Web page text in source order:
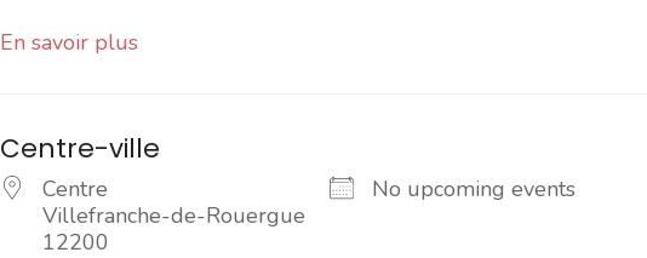
En savoir plus
Centre-ville
Centre
Villefranche-de-Rouergue
12200
No upcoming events